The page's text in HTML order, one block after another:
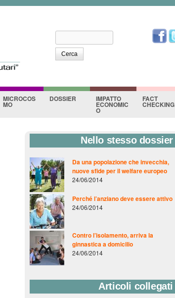
Form di ricerca
MICROCOS
MO
DOSSIER IMPATTO
ECONOMIC
O
FACT
CHECKING
Nello stesso dossier
Da una popolazione che invecchia,
nuove sfide per il welfare europeo
24/06/2014
Perché l’anziano deve essere attivo
24/06/2014
Contro l’isolamento, arriva la
ginnastica a domicilio
24/06/2014
Articoli collegati